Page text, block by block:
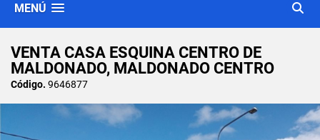
MENÚ
VENTA CASA ESQUINA CENTRO DE
MALDONADO, MALDONADO CENTRO
Código. 9646877